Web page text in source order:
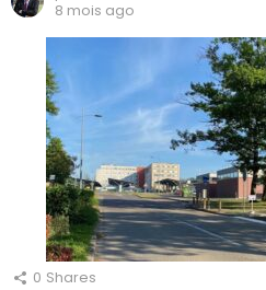
8 mois ago
0 Shares